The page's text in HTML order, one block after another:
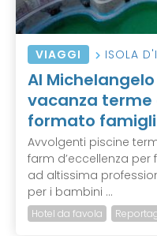
VIAGGI ISOLA
Al
vacanza terme
formato
Avvolgenti piscine
farm d’eccellenza
ad altissima
per i bambini ...
Hotel da favola